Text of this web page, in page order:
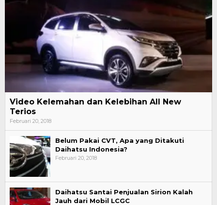
Video Kelemahan dan Kelebihan All New
Terios
Februari 20, 2018
Belum Pakai CVT, Apa yang Ditakuti
Daihatsu Indonesia?
Februari 20, 2018
Daihatsu Santai Penjualan Sirion Kalah
Jauh dari Mobil LCGC